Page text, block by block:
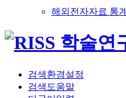
해외전자자료 통계
검색환경설정
검색도움말